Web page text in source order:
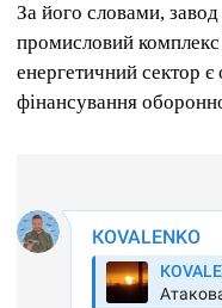
За його словами,
промисловий комплекс
енергетичний сектор
фінансування